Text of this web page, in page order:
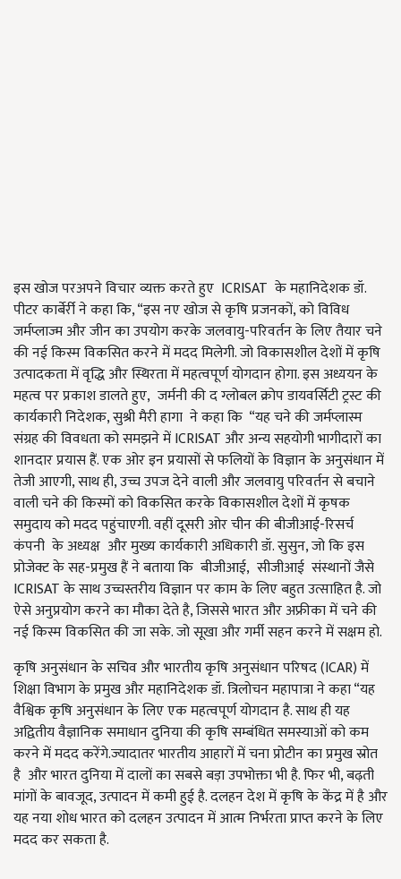
इस खोज परअपने विचार व्यक्त करते हुए ICRISAT के महानिदेशक डॉ.
पीटर कार्बेर्री ने कहा कि, “इस नए खोज से कृषि प्रजनकों, को विविध
जर्मप्लाज्म और जीन का उपयोग करके जलवायु-परिवर्तन के लिए तैयार चने
की नई किस्म विकसित करने में मदद मिलेगी. जो विकासशील देशों में कृषि
उत्पादकता में वृद्धि और स्थिरता में महत्वपूर्ण योगदान होगा. इस अध्ययन के
महत्व पर प्रकाश डालते हुए, जर्मनी की द ग्लोबल क्रोप डायवर्सिटी ट्रस्ट की
कार्यकारी निदेशक, सुश्री मैरी हागा ने कहा कि “यह चने की जर्मप्लास्म
संग्रह की विवधता को समझने में ICRISAT और अन्य सहयोगी भागीदारों का
शानदार प्रयास हैं. एक ओर इन प्रयासों से फलियों के विज्ञान के अनुसंधान में
तेजी आएगी, साथ ही, उच्च उपज देने वाली और जलवायु परिवर्तन से बचाने
वाली चने की किस्मों को विकसित करके विकासशील देशों में कृषक
समुदाय को मदद पहुंचाएगी. वहीं दूसरी ओर चीन की बीजीआई-रिसर्च
कंपनी के अध्यक्ष और मुख्य कार्यकारी अधिकारी डॉ. सुसुन, जो कि इस
प्रोजेक्ट के सह-प्रमुख हैं ने बताया कि बीजीआई, सीजीआई संस्थानों जैसे
ICRISAT के साथ उच्चस्तरीय विज्ञान पर काम के लिए बहुत उत्साहित है. जो
ऐसे अनुप्रयोग करने का मौका देते है, जिससे भारत और अफ्रीका में चने की
नई किस्म विकसित की जा सके. जो सूखा और गर्मी सहन करने में सक्षम हो.
कृषि अनुसंधान के सचिव और भारतीय कृषि अनुसंधान परिषद (ICAR) में
शिक्षा विभाग के प्रमुख और महानिदेशक डॉ. त्रिलोचन महापात्रा ने कहा “यह
वैश्विक कृषि अनुसंधान के लिए एक महत्वपूर्ण योगदान है. साथ ही यह
अद्वितीय वैज्ञानिक समाधान दुनिया की कृषि सम्बंधित समस्याओं को कम
करने में मदद करेंगे.ज्यादातर भारतीय आहारों में चना प्रोटीन का प्रमुख स्रोत
है और भारत दुनिया में दालों का सबसे बड़ा उपभोक्ता भी है. फिर भी, बढ़ती
मांगों के बावजूद, उत्पादन में कमी हुई है. दलहन देश में कृषि के केंद्र में है और
यह नया शोध भारत को दलहन उत्पादन में आत्म निर्भरता प्राप्त करने के लिए
मदद कर सकता है.